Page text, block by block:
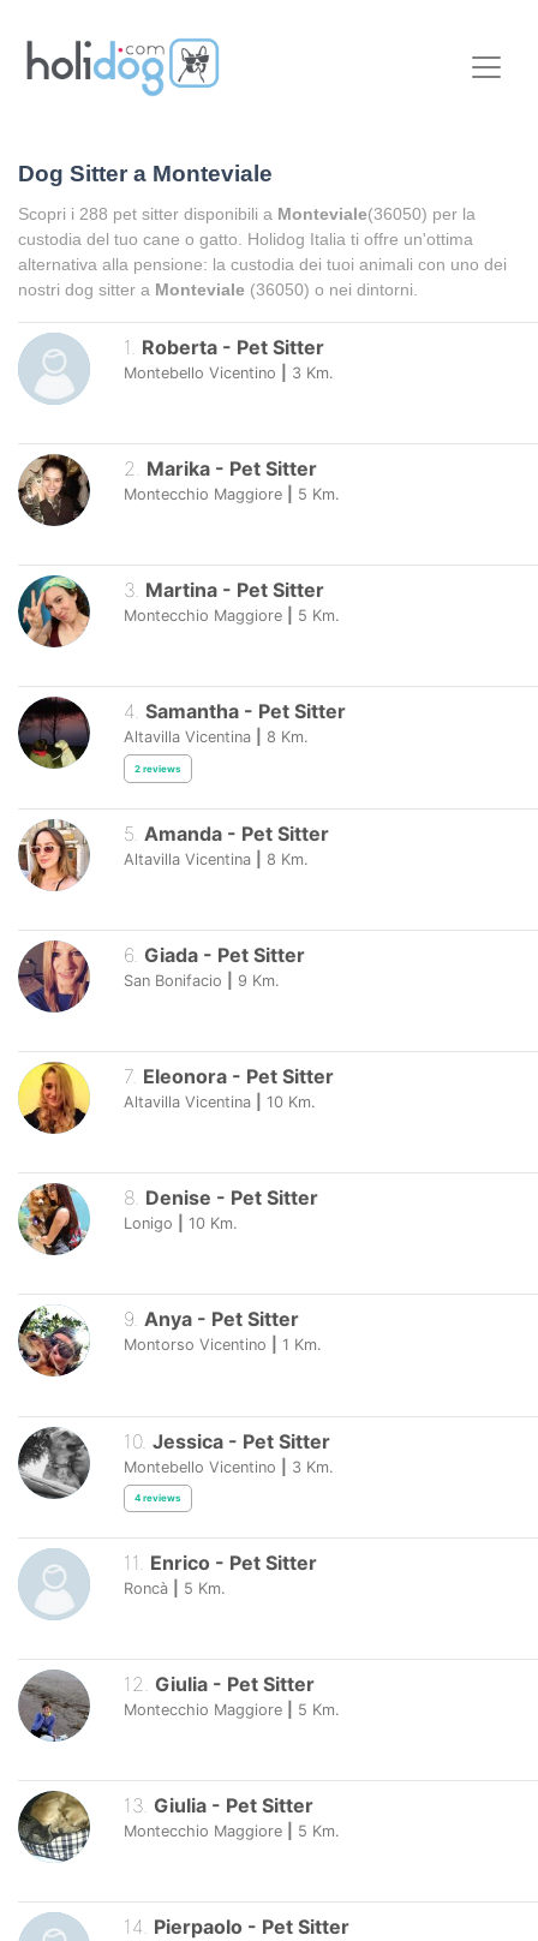
Dog Sitter a Monteviale
Scopri i 288 pet sitter disponibili a Monteviale(36050) per la
custodia del tuo cane o gatto. Holidog Italia ti offre un'ottima
alternativa alla pensione: la custodia dei tuoi animali con uno dei
nostri dog sitter a Monteviale (36050) o nei dintorni.
1 Roberta - Pet Sitter
Montebello Vicentino 3 Km.
2. Marika - Pet Sitter
Montecchio Maggiore 5 Km.
3. Martina - Pet Sitter
Montecchio Maggiore 5 Km.
4. Samantha - Pet Sitter
Altavilla Vicentina 8 Km.
2 reviews
5 Amanda - Pet Sitter
Altavilla Vicentina 8 Km.
6 Giada - Pet Sitter
San Bonifacio 9 Km.
7. Eleonora - Pet Sitter
Altavilla Vicentina 10 Km.
8. Denise - Pet Sitter
Lonigo 10 Km.
9. Anya - Pet Sitter
Montorso Vicentino 1 Km.
10. Jessica - Pet Sitter
Montebello Vicentino 3 Km.
4 reviews
11 Enrico - Pet Sitter
Roncà 5 Km.
12 Giulia - Pet Sitter
Montecchio Maggiore 5 Km.
13. Giulia - Pet Sitter
Montecchio Maggiore 5 Km.
14. Pierpaolo - Pet Sitter